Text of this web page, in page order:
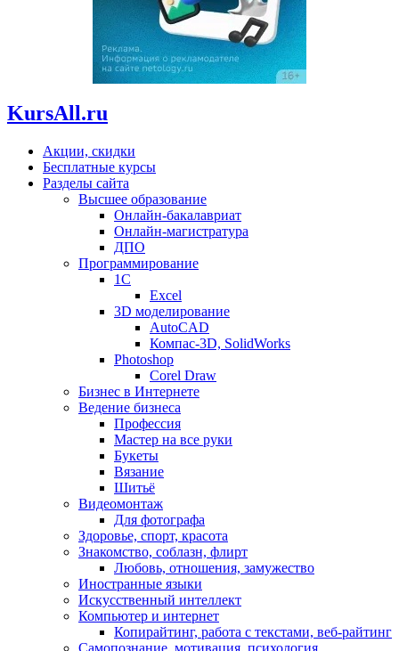
KursAll.ru
Акции, скидки
Бесплатные курсы
Разделы сайта
Высшее образование
Онлайн-бакалавриат
Онлайн-магистратура
ДПО
Программирование
1С
Excel
3D моделирование
AutoCAD
Компас-3D, SolidWorks
Photoshop
Corel Draw
Бизнес в Интернете
Ведение бизнеса
Профессия
Мастер на все руки
Букеты
Вязание
Шитьё
Видеомонтаж
Для фотографа
Здоровье, спорт, красота
Знакомство, соблазн, флирт
Любовь, отношения, замужество
Иностранные языки
Искусственный интеллект
Компьютер и интернет
Копирайтинг, работа с текстами, веб-райтинг
Самопознание, мотивация, психология